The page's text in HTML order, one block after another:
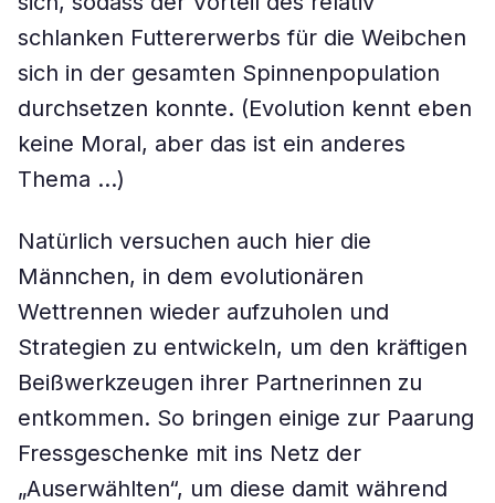
schlanken Futtererwerbs für die Weibchen
sich in der gesamten Spinnenpopulation
durchsetzen konnte. (Evolution kennt eben
keine Moral, aber das ist ein anderes
Thema …)
Natürlich versuchen auch hier die
Männchen, in dem evolutionären
Wettrennen wieder aufzuholen und
Strategien zu entwickeln, um den kräftigen
Beißwerkzeugen ihrer Partnerinnen zu
entkommen. So bringen einige zur Paarung
Fressgeschenke mit ins Netz der
„Auserwählten“, um diese damit während